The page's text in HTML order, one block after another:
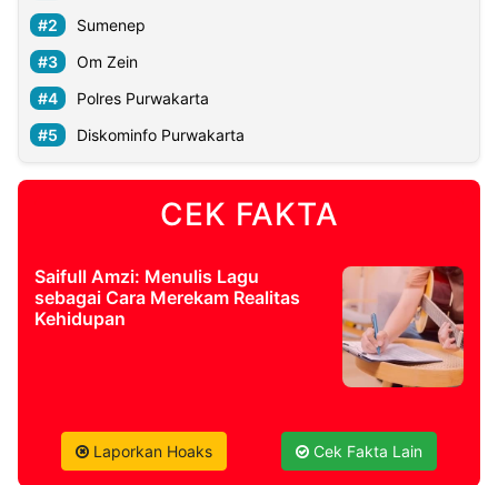
Sumenep
Om Zein
Polres Purwakarta
Diskominfo Purwakarta
CEK FAKTA
Saifull Amzi: Menulis Lagu
sebagai Cara Merekam Realitas
Kehidupan
Laporkan Hoaks Cek Fakta Lain